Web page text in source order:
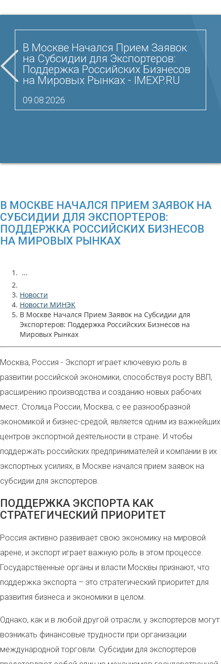
В Москве Начался Прием Заявок
на Субсидии для Экспортеров:
Поддержка Российских Бизнесов
на Мировых Рынках - IMEXP.RU
09.08.2026
В МОСКВЕ НАЧАЛСЯ ПРИЕМ ЗАЯВОК НА
СУБСИДИИ ДЛЯ ЭКСПОРТЕРОВ:
ПОДДЕРЖКА РОССИЙСКИХ БИЗНЕСОВ
НА МИРОВЫХ РЫНКАХ
...
Новости
Новости МИНЭК
В Москве Начался Прием Заявок на Субсидии для
Экспортеров: Поддержка Российских Бизнесов на
Мировых Рынках
Москва, Россия - Экспорт играет ключевую роль в
развитии российской экономики, способствуя росту ВВП,
расширению производства и созданию новых рабочих
мест. Столица России, Москва, с ее разнообразной
экономикой и бизнес-средой, является одним из важнейших
центров экспортной деятельности в стране. И чтобы
поддержать российских предпринимателей и компании в их
экспортных усилиях, в Москве начался прием заявок на
субсидии для экспортеров.
ПОДДЕРЖКА ЭКСПОРТА КАК
СТРАТЕГИЧЕСКИЙ ПРИОРИТЕТ
Россия активно развивает свою экономику на мировой
арене, и экспорт играет важную роль в этом процессе.
Государственные органы и власти Москвы признают, что
поддержка экспорта – это стратегический приоритет для
развития бизнеса и экономики в целом.
Однако, как и в любой другой отрасли, у экспортеров могут
возникать финансовые трудности при организации
международной торговли. Субсидии для экспортеров